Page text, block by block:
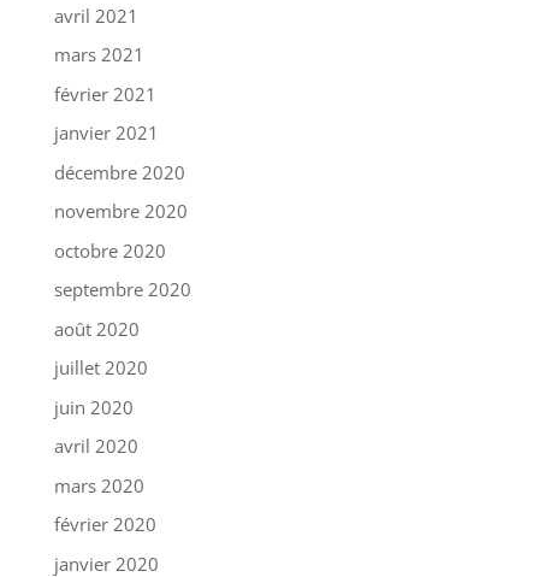
avril 2021
mars 2021
février 2021
janvier 2021
décembre 2020
novembre 2020
octobre 2020
septembre 2020
août 2020
juillet 2020
juin 2020
avril 2020
mars 2020
février 2020
janvier 2020